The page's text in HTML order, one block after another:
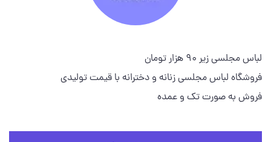
لباس مجلسی زیر 90 هزار تومان
فروشگاه لباس مجلسی زنانه و دخترانه با قیمت تولیدی
فروش به صورت تک و عمده